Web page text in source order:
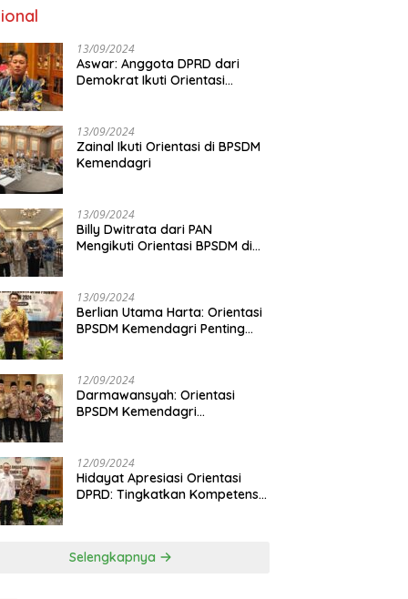
13/09/2024
Aswar: Anggota DPRD dari
Demokrat Ikuti Orientasi
13/09/2024
Zainal Ikuti Orientasi di BPSDM
Kemendagri
13/09/2024
Billy Dwitrata dari PAN
Mengikuti Orientasi BPSDM di
13/09/2024
Berlian Utama Harta: Orientasi
BPSDM Kemendagri Penting
12/09/2024
Darmawansyah: Orientasi
BPSDM Kemendagri
12/09/2024
Hidayat Apresiasi Orientasi
DPRD: Tingkatkan Kompetensi
Selengkapnya